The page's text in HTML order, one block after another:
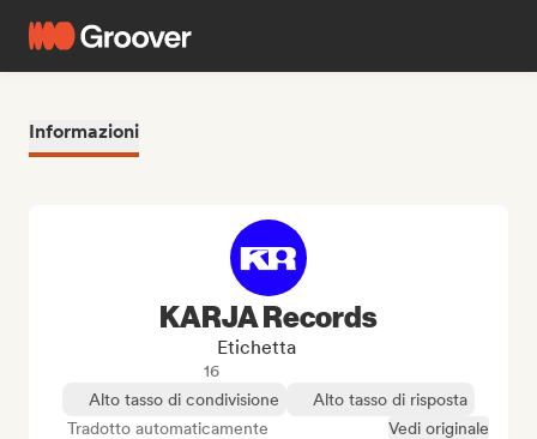
Informazioni
KARJA Records
Etichetta
16
Alto tasso di condivisione
Alto tasso di risposta
Tradotto automaticamente
Vedi originale